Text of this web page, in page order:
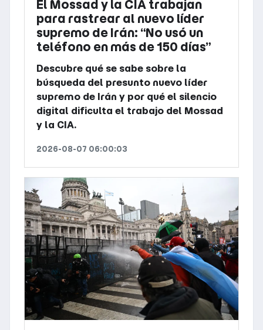
El Mossad y la CIA trabajan
para rastrear al nuevo líder
supremo de Irán: “No usó un
teléfono en más de 150 días”
Descubre qué se sabe sobre la
búsqueda del presunto nuevo líder
supremo de Irán y por qué el silencio
digital dificulta el trabajo del Mossad
y la CIA.
2026-08-07 06:00:03